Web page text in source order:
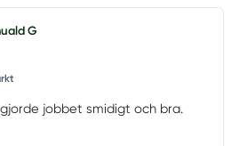
G
jobbet smidigt och bra.